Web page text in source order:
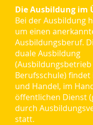
Die Ausbildung im
Bei der Ausbildung
um einen
Ausbildungsberuf.
duale Ausbildung
Berufsschule)
und Handel, im
öffentlichen Dienst
durch
statt.